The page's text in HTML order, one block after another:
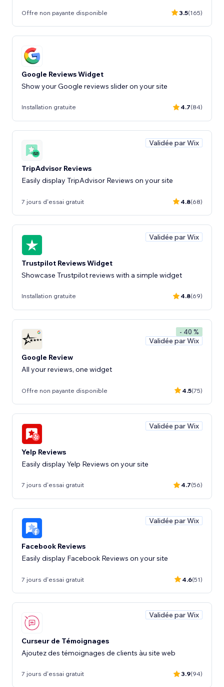
Offre non payante disponible 3.5(165)
Google Reviews Widget
Show your Google reviews slider on your site
Installation gratuite 4.7(84)
Validée par Wix
TripAdvisor Reviews
Easily display TripAdvisor Reviews on your site
7 jours d'essai gratuit 4.8(68)
Validée par Wix
Trustpilot Reviews Widget
Showcase Trustpilot reviews with a simple widget
Installation gratuite 4.8(69)
- 40 %
Validée par Wix
Google Review
All your reviews, one widget
Offre non payante disponible 4.5(75)
Validée par Wix
Yelp Reviews
Easily display Yelp Reviews on your site
7 jours d'essai gratuit 4.7(56)
Validée par Wix
Facebook Reviews
Easily display Facebook Reviews on your site
7 jours d'essai gratuit 4.6(51)
Validée par Wix
Curseur de Témoignages
Ajoutez des témoignages de clients àu site web
7 jours d'essai gratuit 3.9(94)